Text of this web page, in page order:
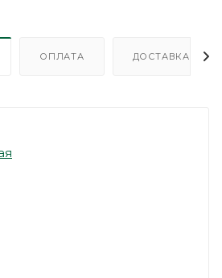
ОПЛАТА ДОСТАВКА